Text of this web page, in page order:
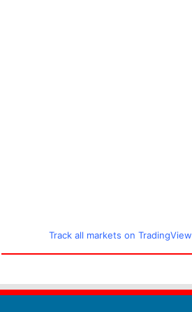
Track all markets on TradingView